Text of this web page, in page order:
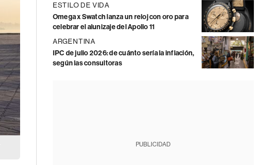
ESTILO DE VIDA
Omega x Swatch lanza un reloj con oro para
celebrar el alunizaje del Apollo 11
ARGENTINA
IPC de julio 2026: de cuánto sería la inflación,
según las consultoras
PUBLICIDAD